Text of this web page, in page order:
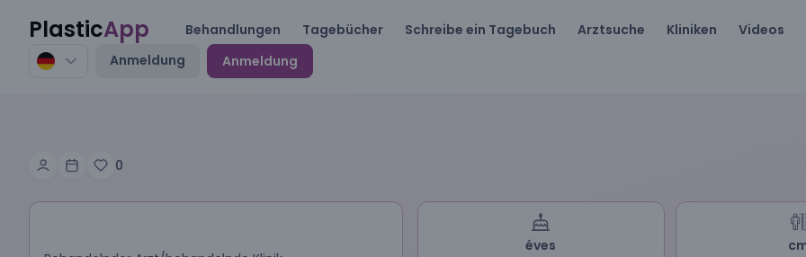
Anmeldung Anmeldung
PlasticApp Behandlungen Tagebücher Schreibe ein Tagebuch Arztsuche Kliniken Videos
0
éves